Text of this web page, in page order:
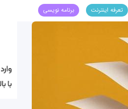
تعرفه اینترنت برنامه نویسی